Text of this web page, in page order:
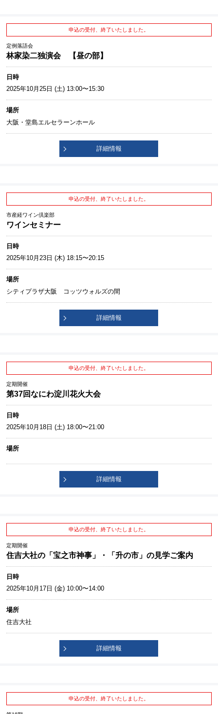
申込の受付、終了いたしました。
定例落語会
林家染二独演会 【昼の部】
日時
2025年10月25日 (土) 13:00〜15:30
場所
大阪・堂島エルセラーンホール
詳細情報
申込の受付、終了いたしました。
市産経ワイン倶楽部
ワインセミナー
日時
2025年10月23日 (木) 18:15〜20:15
場所
シティプラザ大阪 コッツウォルズの間
詳細情報
申込の受付、終了いたしました。
定期開催
第37回なにわ淀川花火大会
日時
2025年10月18日 (土) 18:00〜21:00
場所
詳細情報
申込の受付、終了いたしました。
定期開催
住吉大社の「宝之市神事」・「升の市」の見学ご案内
日時
2025年10月17日 (金) 10:00〜14:00
場所
住吉大社
詳細情報
申込の受付、終了いたしました。